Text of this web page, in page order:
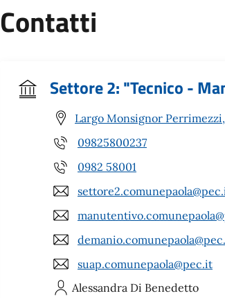
Contatti
Settore 2: "Tecnico -
Largo Monsignor Perrimezzi,
09825800237
0982 58001
suap.comunepaola@pec.it
Alessandra Di Benedetto